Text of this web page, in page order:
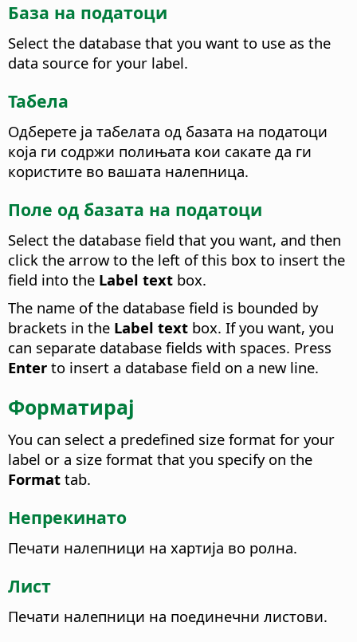
База на податоци
Select the database that you want to use as the
data source for your label.
Табела
Одберете ја табелата од базата на податоци
која ги содржи полињата кои сакате да ги
користите во вашата налепница.
Поле од базата на податоци
Select the database field that you want, and then
click the arrow to the left of this box to insert the
field into the Label text box.
The name of the database field is bounded by
brackets in the Label text box. If you want, you
can separate database fields with spaces. Press
Enter to insert a database field on a new line.
Форматирај
You can select a predefined size format for your
label or a size format that you specify on the
Format tab.
Непрекинато
Печати налепници на хартија во ролна.
Лист
Печати налепници на поединечни листови.